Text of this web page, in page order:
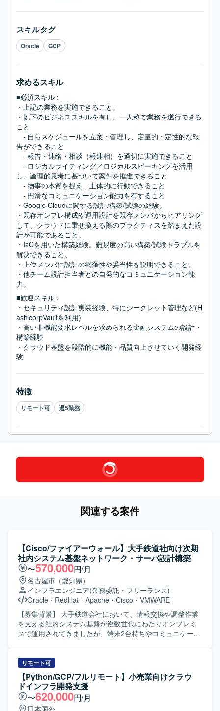
スキルタグ
Oracle GCP
求めるスキル
■必須スキル：
・上記の業務を実施できること。
・以下のビジネススキルを有し、一人称で業務を遂行できる
こと
- 自らスケジュールを立案・管理し、定量的・定性的な報
告ができること
- 報告・連絡・相談（報連相）を適切に実施できること
- ロジカルライティング／ロジカルスピーキングを活用
し、論理的思考に基づいて案件を推進できること
- 物事の本質を捉え、主体的に行動できること
- 円滑なコミュニケーション能力を有すること
・Google Cloudに関する設計/構築/試験の経験。
・既存オンプレ構成や運用設計を既存メンバからヒアリング
して、クラウドに乗せ換える際のプラクティスを踏まえた設
計が可能であること。
・IaCを用いた構築経験。難易度の高い構築/試験トラブルを
解決できること。
・上位メンバに設計の網羅性や妥当性を説明できること。
・他チーム設計担当者との自発的なコミュニケーション能
力。
■歓迎スキル：
・セキュリティ設計実装経験、特にシークレット管理など(H
ashicorpVaultを利用)
・高い非機能要求レベルを求められる金融システムの設計・
構築経験
・クラウド基盤を段階的に機能・品質向上させていく開発経
験
特徴
リモート可 週5勤務
関連する案件
【Cisco/ファイアーウォール】大手鉄道社向け次期
社内システム基盤ネットワーク・サーバ設計構築
〜570,000円/月
名古屋市（愛知県）
インフラエンジニア(業務委託・フリーランス)
Oracle ・ RedHat ・ Apache ・ Cisco ・ VMWARE
【募集背景】 大手鉄道会社において、情報交換や調整作業
を支える社内システム基盤が複数世代にわたりオンプレミ
スで運用されてきましたが、端末2台持ちやコミュニケーシ
ジェクトが立ち上がりました。 【作業内容】 6代目社内シ
ステム基盤の刷新プロジェクトに参画し、ネットワーク系
およびサーバ系インフラの設計・構築・テストをご担当い
ただきます。 ネットワーク系では、FW/スイッチ/ストレー
ジ/リモート環境、NTP/証明書/RADIUS/DHCP/DNS/無線と
リモート可
【Python/GCP/フルリモート】小売業向けクラウ
ドインフラ開発支援
〜620,000円/月
日本国外